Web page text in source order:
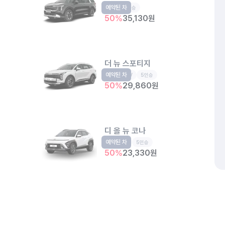
RV 9인승
50%35,130원
예약된 차
더 뉴 스포티지
준중형SUV 5인승
50%29,860원
예약된 차
디 올 뉴 코나
소형SUV 5인승
50%23,330원
예약된 차